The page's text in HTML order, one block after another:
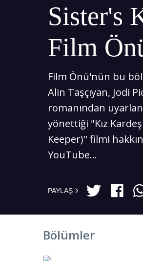
Sister's
Film
Film Önü'nün bu
Alin Taşçıyan, Jodi
romanından
yönettiği "Kız
Keeper)" filmi
YouTube...
PAYLAŞ
Bölümler